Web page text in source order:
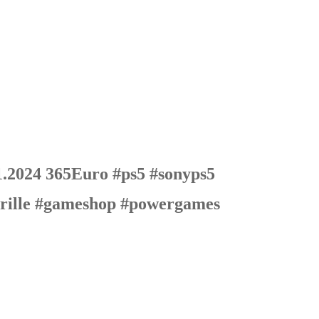
365Euro #ps5 #sonyps5
#gameshop #powergames